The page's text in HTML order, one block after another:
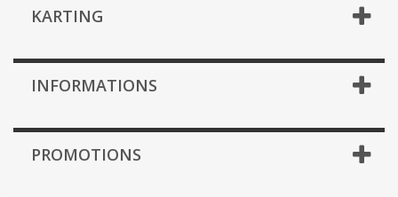
KARTING
INFORMATIONS
PROMOTIONS